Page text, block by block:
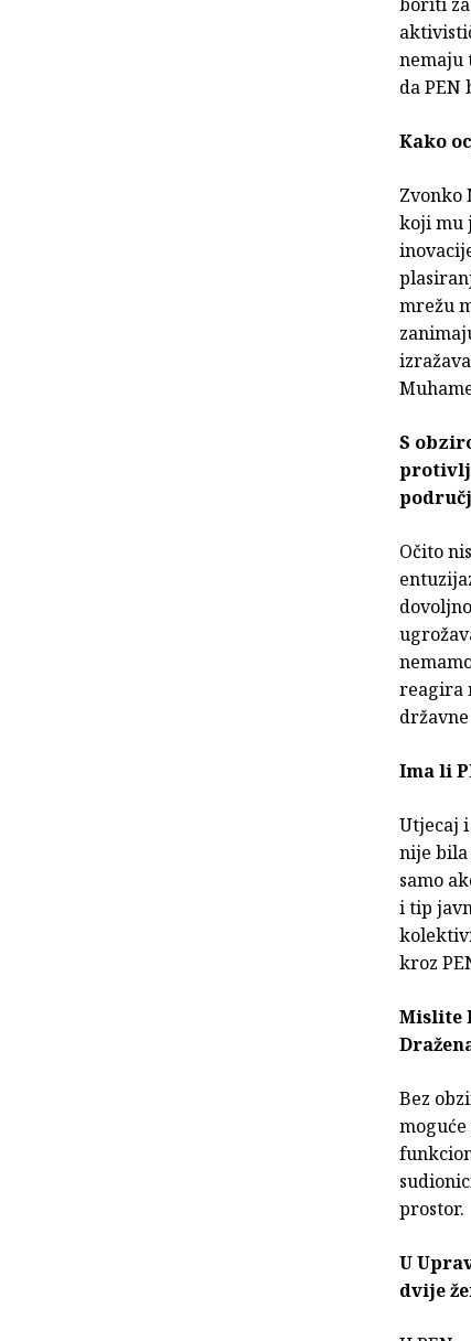
nemaju
da PEN
Kako
Zvonko
koji mu
mrežu
S
Očito
reagira
Ima li
Utjecaj
nije bila
samo
i tip
kroz
Mislite
Bez
prostor.
U
dvije